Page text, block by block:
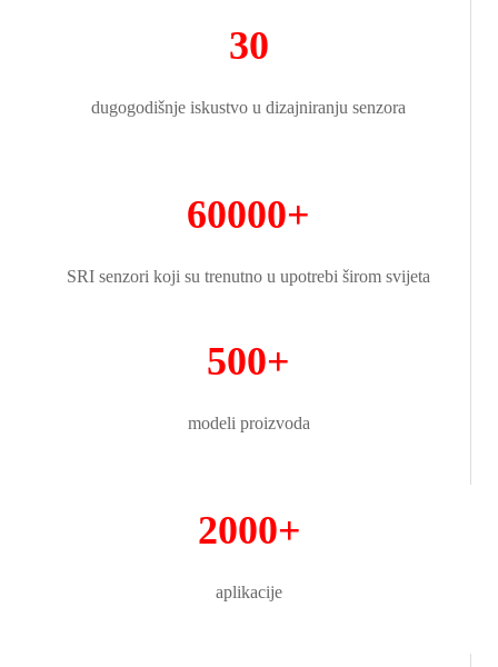
30
dugogodišnje iskustvo u dizajniranju senzora
60000+
SRI senzori koji su trenutno u upotrebi širom svijeta
500+
modeli proizvoda
2000+
aplikacije